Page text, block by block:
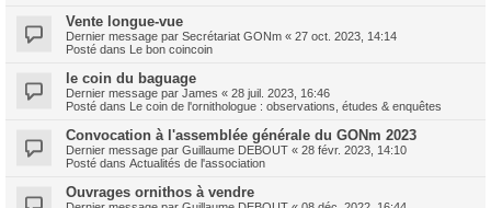
Vente longue-vue
Dernier message par Secrétariat GONm « 27 oct. 2023, 14:14
Posté dans Le bon coincoin
le coin du baguage
Dernier message par James « 28 juil. 2023, 16:46
Posté dans Le coin de l'ornithologue : observations, études & enquêtes
Convocation à l'assemblée générale du GONm 2023
Dernier message par Guillaume DEBOUT « 28 févr. 2023, 14:10
Posté dans Actualités de l'association
Ouvrages ornithos à vendre